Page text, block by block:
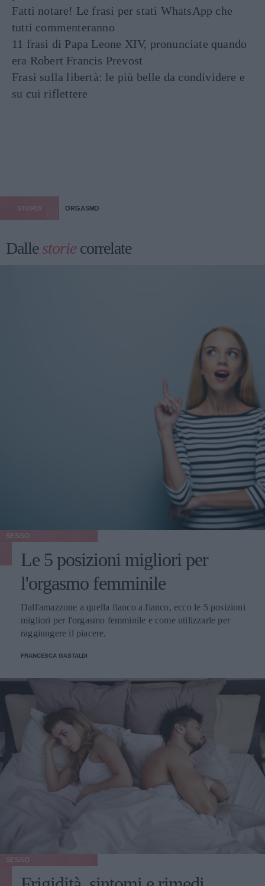
Fatti notare! Le frasi per stati WhatsApp che
tutti commenteranno
11 frasi di Papa Leone XIV, pronunciate quando
era Robert Francis Prevost
Frasi sulla libertà: le più belle da condividere e
su cui riflettere
STORIA ORGASMO
Dallestoriecorrelate
SESSO
Le 5 posizioni migliori per
l'orgasmo femminile
Dall'amazzone a quella fianco a fianco, ecco le 5 posizioni
migliori per l'orgasmo femminile e come utilizzarle per
raggiungere il piacere.
FRANCESCA GASTALDI
SESSO